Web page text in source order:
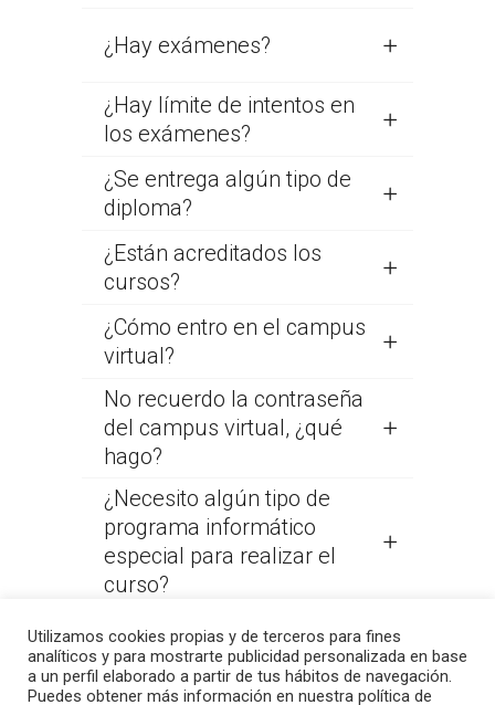
¿Hay exámenes?
¿Hay límite de intentos en
los exámenes?
¿Se entrega algún tipo de
diploma?
¿Están acreditados los
cursos?
¿Cómo entro en el campus
virtual?
No recuerdo la contraseña
del campus virtual, ¿qué
hago?
¿Necesito algún tipo de
programa informático
especial para realizar el
curso?
¿Hasta qué edad puedes
inscribirte como
estudiante?
Utilizamos cookies propias y de terceros para fines
analíticos y para mostrarte publicidad personalizada en base
a un perfil elaborado a partir de tus hábitos de navegación.
Puedes obtener más información en nuestra política de